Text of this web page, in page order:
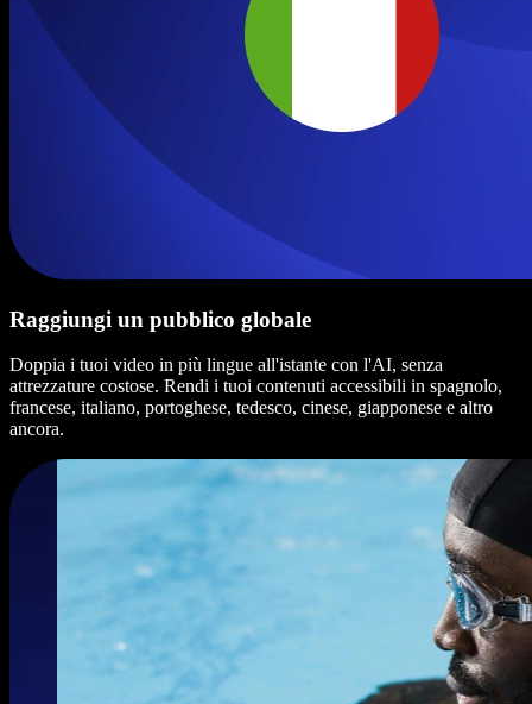
Raggiungi un pubblico globale
Doppia i tuoi video in più lingue all'istante con l'AI, senza
attrezzature costose. Rendi i tuoi contenuti accessibili in spagnolo,
francese, italiano, portoghese, tedesco, cinese, giapponese e altro
ancora.